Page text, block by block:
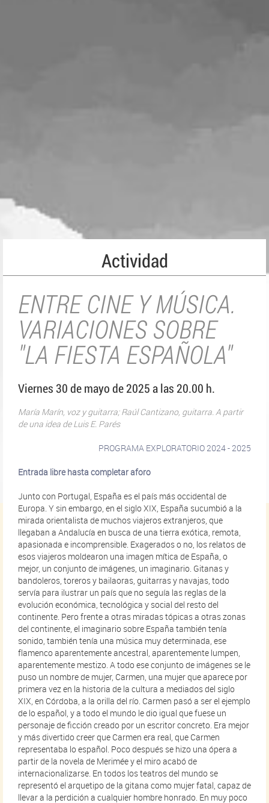
Actividad
ENTRE CINE Y MÚSICA.
VARIACIONES SOBRE
"LA FIESTA ESPAÑOLA"
Viernes 30 de mayo de 2025 a las 20.00 h.
María Marín, voz y guitarra; Raúl Cantizano, guitarra. A partir
de una idea de Luis E. Parés
PROGRAMA EXPLORATORIO 2024 - 2025
Entrada libre hasta completar aforo
Junto con Portugal, España es el país más occidental de
Europa. Y sin embargo, en el siglo XIX, España sucumbió a la
mirada orientalista de muchos viajeros extranjeros, que
llegaban a Andalucía en busca de una tierra exótica, remota,
apasionada e incomprensible. Exagerados o no, los relatos de
esos viajeros moldearon una imagen mítica de España, o
mejor, un conjunto de imágenes, un imaginario. Gitanas y
bandoleros, toreros y bailaoras, guitarras y navajas, todo
servía para ilustrar un país que no seguía las reglas de la
evolución económica, tecnológica y social del resto del
continente. Pero frente a otras miradas tópicas a otras zonas
del continente, el imaginario sobre España también tenía
sonido, también tenía una música muy determinada, ese
flamenco aparentemente ancestral, aparentemente lumpen,
aparentemente mestizo. A todo ese conjunto de imágenes se le
puso un nombre de mujer, Carmen, una mujer que aparece por
primera vez en la historia de la cultura a mediados del siglo
XIX, en Córdoba, a la orilla del río. Carmen pasó a ser el ejemplo
de lo español, y a todo el mundo le dio igual que fuese un
personaje de ficción creado por un escritor concreto. Era mejor
y más divertido creer que Carmen era real, que Carmen
representaba lo español. Poco después se hizo una ópera a
partir de la novela de Merimée y el miro acabó de
internacionalizarse. En todos los teatros del mundo se
representó el arquetipo de la gitana como mujer fatal, capaz de
llevar a la perdición a cualquier hombre honrado. En muy poco